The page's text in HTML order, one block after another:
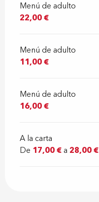
Menú de adulto
22,00 €
Menú de adulto
11,00 €
Menú de adulto
16,00 €
A la carta
De 17,00 €a 28,00 €